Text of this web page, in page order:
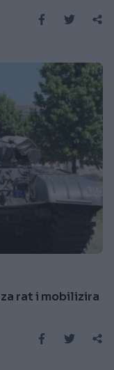
za rat i mobilizira